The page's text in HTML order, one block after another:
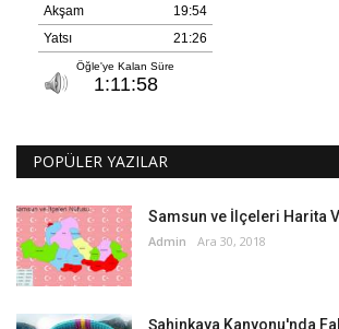
POPÜLER YAZILAR
Samsun ve İlçeleri Harita
Admin Ara 30, 2018
Şahinkaya Kanyonu'nda